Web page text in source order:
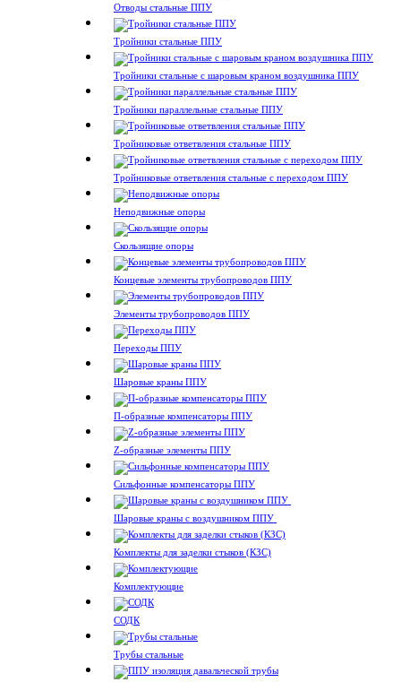
Отводы стальные ППУ
Тройники стальные ППУ
Тройники стальные с шаровым краном воздушника ППУ
Тройники параллельные стальные ППУ
Тройниковые ответвления стальные ППУ
Тройниковые ответвления стальные с переходом ППУ
Неподвижные опоры
Скользящие опоры
Концевые элементы трубопроводов ППУ
Элементы трубопроводов ППУ
Переходы ППУ
Шаровые краны ППУ
П-образные компенсаторы ППУ
Z-образные элементы ППУ
Сильфонные компенсаторы ППУ
Шаровые краны с воздушником ППУ
Комплекты для заделки стыков (КЗС)
Комплектующие
СОДК
Трубы стальные